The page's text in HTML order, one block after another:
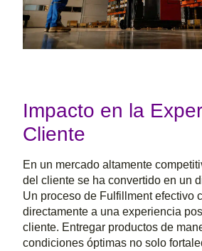
Impacto en la
Cliente
En un mercado altamente
del cliente se ha convertido en un
Un proceso de Fulfillment efectivo
directamente a una experiencia
cliente. Entregar productos de
condiciones óptimas no solo